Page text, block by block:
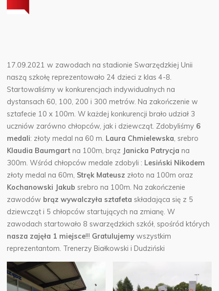
17.09.2021 w zawodach na stadionie Swarzędzkiej Unii
naszą szkołę reprezentowało 24 dzieci z klas 4-8.
Startowaliśmy w konkurencjach indywidualnych na
dystansach 60, 100, 200 i 300 metrów. Na zakończenie w
sztafecie 10 x 100m. W każdej konkurencji brało udział 3
uczniów zarówno chłopców, jak i dziewcząt. Zdobyliśmy 6
medali: złoty medal na 60 m. Laura Chmielewska, srebro
Klaudia Baumgart na 100m, brąz Janicka Patrycja na
300m. Wśród chłopców medale zdobyli : Lesiński Nikodem
złoty medal na 60m, Stręk Mateusz złoto na 100m oraz
Kochanowski Jakub srebro na 100m. Na zakończenie
zawodów brąz wywalczyła sztafeta składająca się z 5
dziewcząt i 5 chłopców startujących na zmianę. W
zawodach startowało 8 swarzędzkich szkół, spośród których
nasza zajęła 1 miejsce!!! Gratulujemy wszystkim
reprezentantom. Trenerzy Białkowski i Dudziński